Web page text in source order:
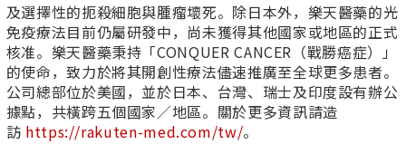
及選擇性的扼殺細胞與腫瘤壞死。除日本外，樂天醫藥的光
免疫療法目前仍屬研發中，尚未獲得其他國家或地區的正式
核准。樂天醫藥秉持「CONQUER CANCER（戰勝癌症）」
的使命，致力於將其開創性療法儘速推廣至全球更多患者。
公司總部位於美國，並於日本、台灣、瑞士及印度設有辦公
據點，共橫跨五個國家／地區。關於更多資訊請造
訪 https://rakuten-med.com/tw/。